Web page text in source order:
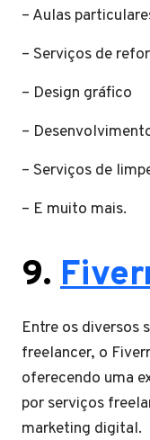
– Aulas
– Serviços de
– Design gráfico
–
– Serviços de
– E muito mais.
9.
Entre os diversos
freelancer, o
oferecendo uma
por serviços
marketing digital.